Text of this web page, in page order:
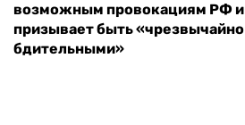
возможным провокациям РФ и
призывает быть «чрезвычайно
бдительными»